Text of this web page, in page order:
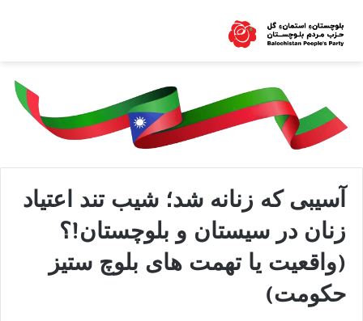
آسیبی که زنانه شد؛ شیب تند اعتیاد
زنان در سیستان و بلوچستان!؟
(واقعیت یا تهمت های بلوچ ستیز
حکومت)